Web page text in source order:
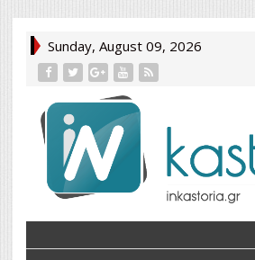
Sunday, August 09, 2026